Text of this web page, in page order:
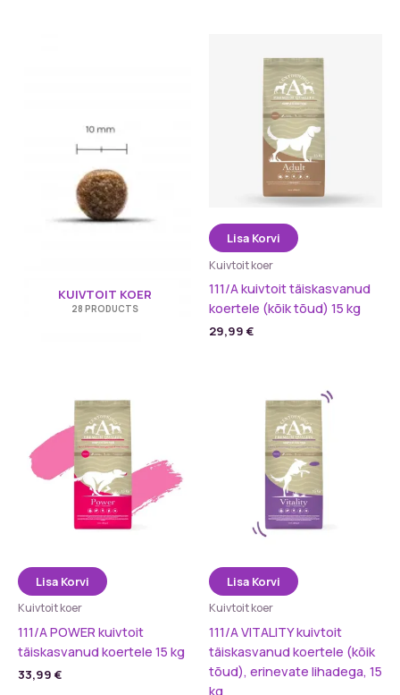
KUIVTOIT KOER
28 PRODUCTS
Lisa Korvi
Kuivtoit koer
111/A kuivtoit täiskasvanud
koertele (kõik tõud) 15 kg
29,99 €
Lisa Korvi
Kuivtoit koer
111/A POWER kuivtoit
täiskasvanud koertele 15 kg
33,99 €
Lisa Korvi
Kuivtoit koer
111/A VITALITY kuivtoit
täiskasvanud koertele (kõik
tõud), erinevate lihadega, 15
kg